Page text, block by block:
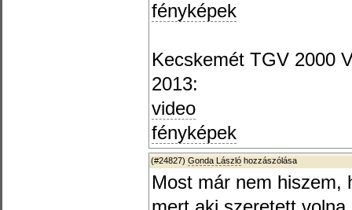
fényképek
Kecskemét TGV 2000
2013:
video
fényképek
(#24827) Gonda László hozzászólása
Most már nem hiszem,